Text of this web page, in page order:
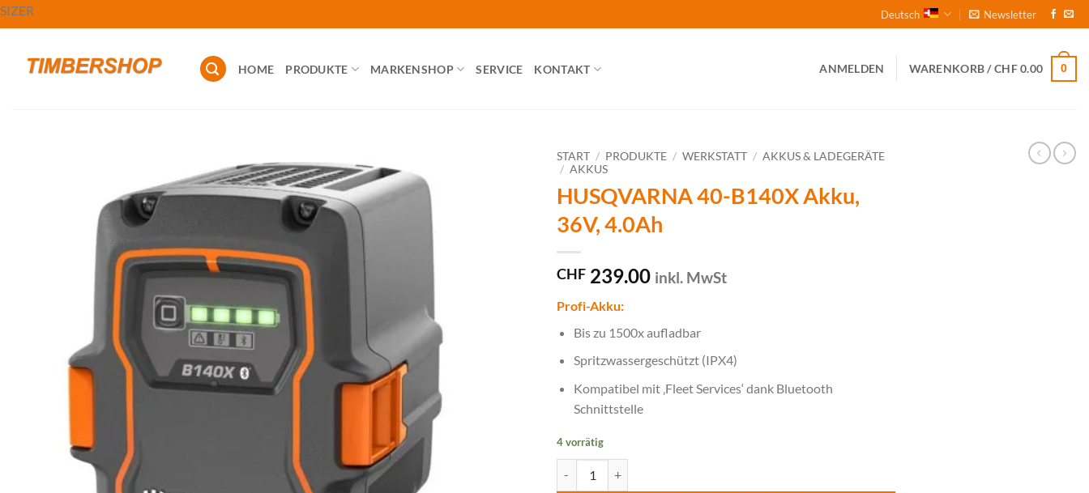
Zum
Inhalt
Deutsch Newsletter
HOME PRODUKTE MARKENSHOP SERVICE KONTAKT ANMELDEN WARENKORB /CHF0.00 0
START / PRODUKTE / WERKSTATT / AKKUS & LADEGERÄTE
/ AKKUS
HUSQVARNA 40-B140X Akku,
36V, 4.0Ah
CHF 239.00 inkl. MwSt
Profi-Akku:
Bis zu 1500x aufladbar
Spritzwassergeschützt (IPX4)
Kompatibel mit ‚Fleet Services‘ dank Bluetooth
Schnittstelle
4 vorrätig
SIZER